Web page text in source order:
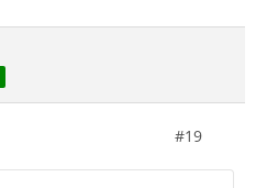
#19